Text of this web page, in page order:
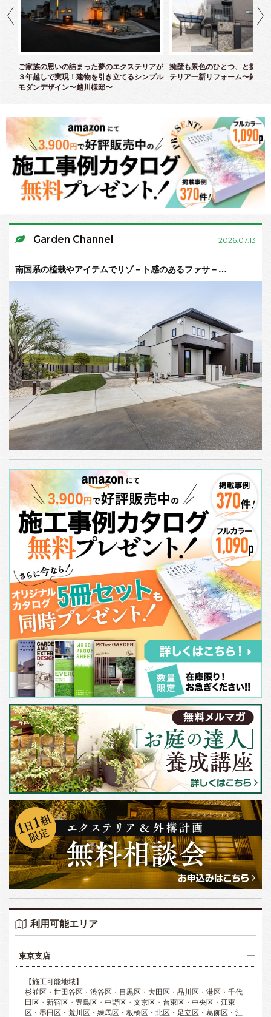
ご家族の思いの詰まった夢のエクステリアが
３年越しで実現！建物を引き立てるシンプル
モダンデザイン〜越川様邸〜
擁壁も景色のひとつ、と捉え
テリア一新リフォーム〜鈴木
Garden Channel 2026.07.13
南国系の植栽やアイテムでリゾ－ト感のあるファサ－…
利用可能エリア
東京支店
【施工可能地域】
杉並区・世田谷区・渋谷区・目黒区・大田区・品川区・港区・千代
田区・新宿区・豊島区・中野区・文京区・台東区・中央区・江東
区・墨田区・荒川区・練馬区・板橋区・北区・足立区・葛飾区・江